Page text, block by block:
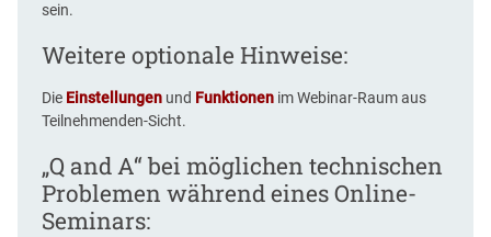
sein.
Weitere optionale Hinweise:
Die Einstellungen und Funktionen im Webinar-Raum aus
Teilnehmenden-Sicht.
„Q and A“ bei möglichen technischen
Problemen während eines Online-
Seminars: